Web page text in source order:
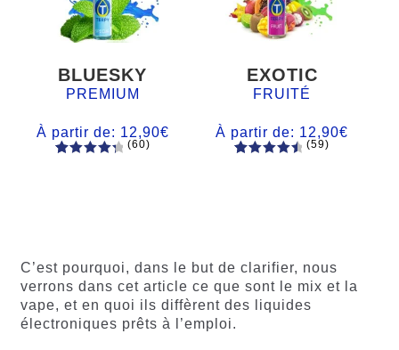
BLUESKY
PREMIUM
À partir de: 12,90€
client
(60)
EXOTIC
FRUITÉ
À partir de: 12,90€
(59)
C’est pourquoi, dans le but de clarifier, nous
verrons dans cet article ce que sont le mix et la
vape, et en quoi ils diffèrent des liquides
électroniques prêts à l’emploi.